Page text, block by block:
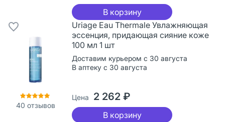
В корзину
40 отзывов
Uriage Eau Thermale Увлажняющая
эссенция, придающая сияние коже
100 мл 1 шт
Доставим курьером с 30 августа
В аптеку с 30 августа
Цена 2 262 ₽
В корзину